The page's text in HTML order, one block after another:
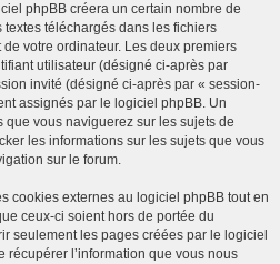
phpBB créera un certain nombre de
téléchargés dans les fichiers
votre ordinateur. Les deux premiers
utilisateur (désigné ci-après par
invité (désigné ci-après par « session-
assignés par le logiciel phpBB. Un
vous naviguerez sur les sujets de
les informations sur les sujets que vous
sur le forum.
cookies externes au logiciel phpBB tout en
ceux-ci soient hors de portée du
seulement les pages créées par le logiciel
récupérer l’information que vous nous